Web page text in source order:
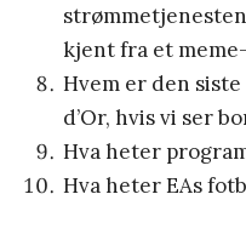
kjent fra et
Hvem er den
d’Or, hvis vi ser
Hva heter
Hva heter EAs